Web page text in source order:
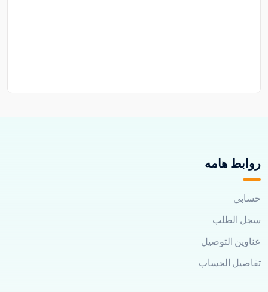
روابط هامه
حسابي
سجل الطلب
عناوين التوصيل
تفاصيل الحساب